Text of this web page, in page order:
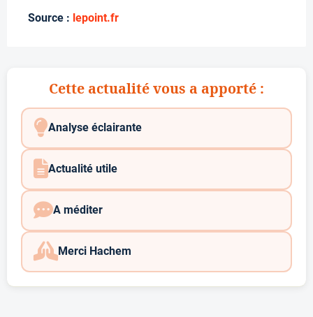
Source : lepoint.fr
Cette actualité vous a apporté :
Analyse éclairante
Actualité utile
A méditer
Merci Hachem